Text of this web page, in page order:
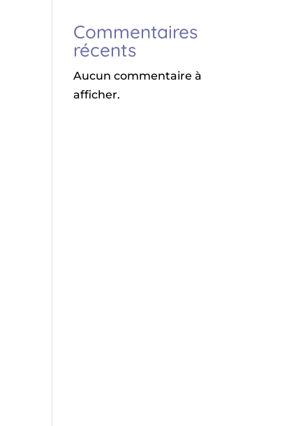
Commentaires
récents
Aucun commentaire à
afficher.